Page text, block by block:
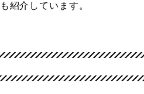
紹介しています。